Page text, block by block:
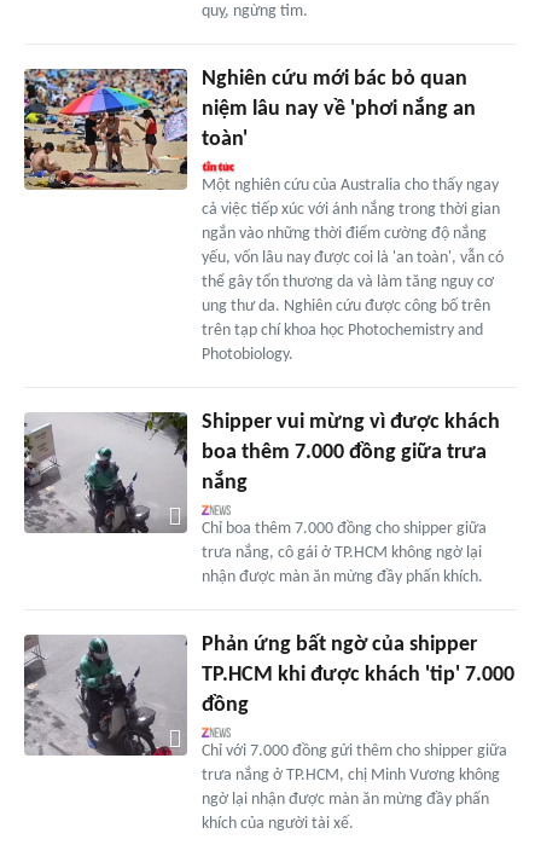
quỵ, ngừng tim.
Nghiên cứu mới bác bỏ quan
niệm lâu nay về 'phơi nắng an
toàn'
Một nghiên cứu của Australia cho thấy ngay
cả việc tiếp xúc với ánh nắng trong thời gian
ngắn vào những thời điểm cường độ nắng
yếu, vốn lâu nay được coi là 'an toàn', vẫn có
thể gây tổn thương da và làm tăng nguy cơ
ung thư da. Nghiên cứu được công bố trên
trên tạp chí khoa học Photochemistry and
Photobiology.
Shipper vui mừng vì được khách
boa thêm 7.000 đồng giữa trưa
nắng
Chỉ boa thêm 7.000 đồng cho shipper giữa
trưa nắng, cô gái ở TP.HCM không ngờ lại
nhận được màn ăn mừng đầy phấn khích.
Phản ứng bất ngờ của shipper
TP.HCM khi được khách 'tip' 7.000
đồng
Chỉ với 7.000 đồng gửi thêm cho shipper giữa
trưa nắng ở TP.HCM, chị Minh Vương không
ngờ lại nhận được màn ăn mừng đầy phấn
khích của người tài xế.